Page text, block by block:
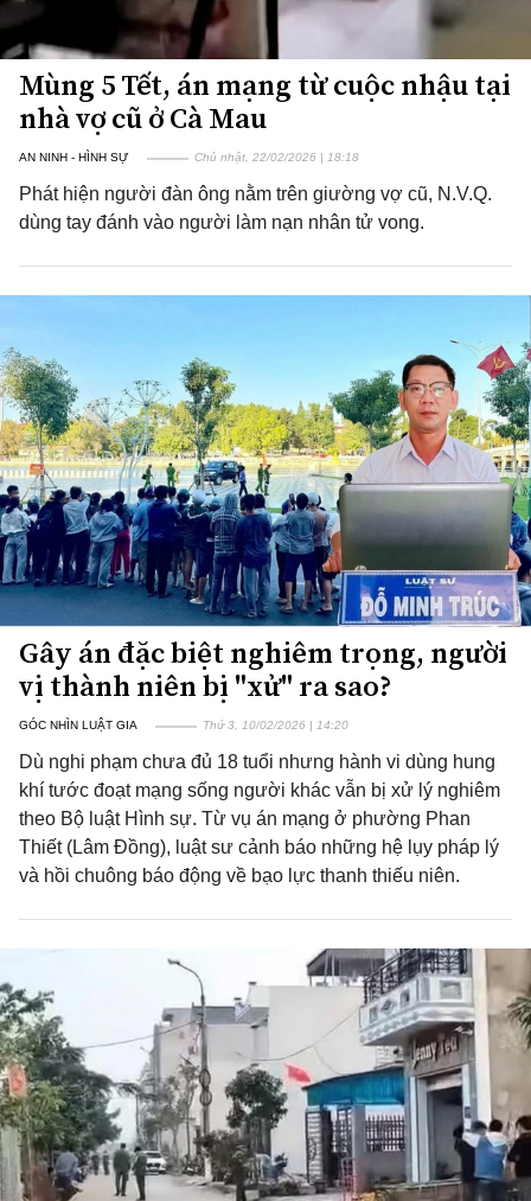
Mùng 5 Tết, án mạng từ cuộc nhậu tại
nhà vợ cũ ở Cà Mau
AN NINH - HÌNH SỰ Chủ nhật, 22/02/2026 | 18:18
Phát hiện người đàn ông nằm trên giường vợ cũ, N.V.Q.
dùng tay đánh vào người làm nạn nhân tử vong.
Gây án đặc biệt nghiêm trọng, người
vị thành niên bị "xử" ra sao?
GÓC NHÌN LUẬT GIA Thứ 3, 10/02/2026 | 14:20
Dù nghi phạm chưa đủ 18 tuổi nhưng hành vi dùng hung
khí tước đoạt mạng sống người khác vẫn bị xử lý nghiêm
theo Bộ luật Hình sự. Từ vụ án mạng ở phường Phan
Thiết (Lâm Đồng), luật sư cảnh báo những hệ lụy pháp lý
và hồi chuông báo động về bạo lực thanh thiếu niên.